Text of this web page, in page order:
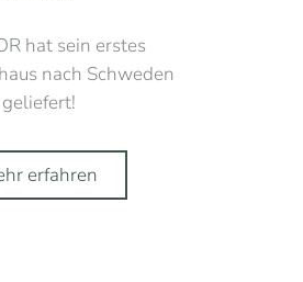
hat sein erstes
nach Schweden
geliefert!
erfahren